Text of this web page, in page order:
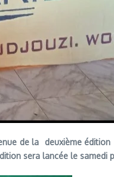
de la deuxième
sera lancée le samedi